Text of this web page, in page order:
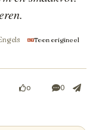
Toon origineel
0 0